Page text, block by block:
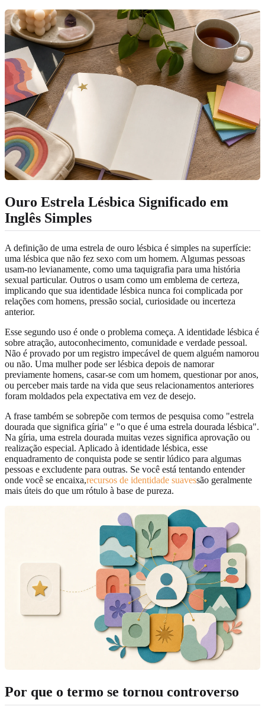
Ouro Estrela Lésbica Significado em
Inglês Simples
A definição de uma estrela de ouro lésbica é simples na superfície:
uma lésbica que não fez sexo com um homem. Algumas pessoas
usam-no levianamente, como uma taquigrafia para uma história
sexual particular. Outros o usam como um emblema de certeza,
implicando que sua identidade lésbica nunca foi complicada por
relações com homens, pressão social, curiosidade ou incerteza
anterior.
Esse segundo uso é onde o problema começa. A identidade lésbica é
sobre atração, autoconhecimento, comunidade e verdade pessoal.
Não é provado por um registro impecável de quem alguém namorou
ou não. Uma mulher pode ser lésbica depois de namorar
previamente homens, casar-se com um homem, questionar por anos,
ou perceber mais tarde na vida que seus relacionamentos anteriores
foram moldados pela expectativa em vez de desejo.
A frase também se sobrepõe com termos de pesquisa como "estrela
dourada que significa gíria" e "o que é uma estrela dourada lésbica".
Na gíria, uma estrela dourada muitas vezes significa aprovação ou
realização especial. Aplicado à identidade lésbica, esse
enquadramento de conquista pode se sentir lúdico para algumas
pessoas e excludente para outras. Se você está tentando entender
onde você se encaixa,recursos de identidade suavessão geralmente
mais úteis do que um rótulo à base de pureza.
Por que o termo se tornou controverso